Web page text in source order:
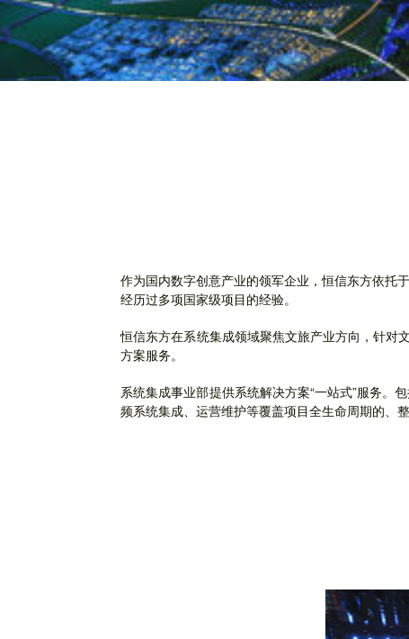
作为国内数字创意产业的领军企业，恒信东方依托
经历过多项国家级项目的经验。
恒信东方在系统集成领域聚焦文旅产业方向，针对
方案服务。
系统集成事业部提供系统解决方案“一站式”服务。
频系统集成、运营维护等覆盖项目全生命周期的、